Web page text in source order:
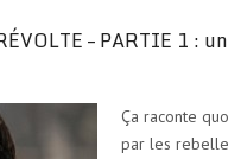
– PARTIE 1 :
Ça raconte
par les